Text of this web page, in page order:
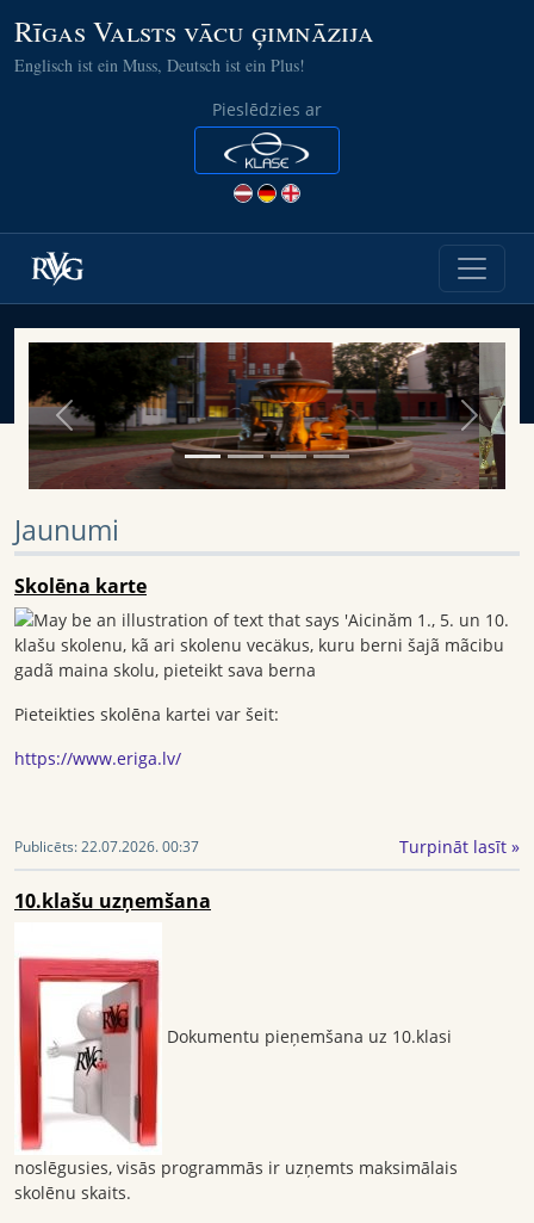
Rīgas Valsts vācu ģimnāzija
Englisch ist ein Muss, Deutsch ist ein Plus!
Pieslēdzies ar
Previous Next
Jaunumi
Skolēna karte
Pieteikties skolēna kartei var šeit:
https://www.eriga.lv/
Publicēts:22.07.2026. 00:37 Turpināt lasīt »
10.klašu uzņemšana
Dokumentu pieņemšana uz 10.klasi
noslēgusies, visās programmās ir uzņemts maksimālais
skolēnu skaits.